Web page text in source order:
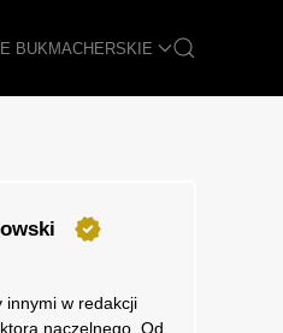
BUKMACHERSKIE
innymi w redakcji
naczelnego. Od